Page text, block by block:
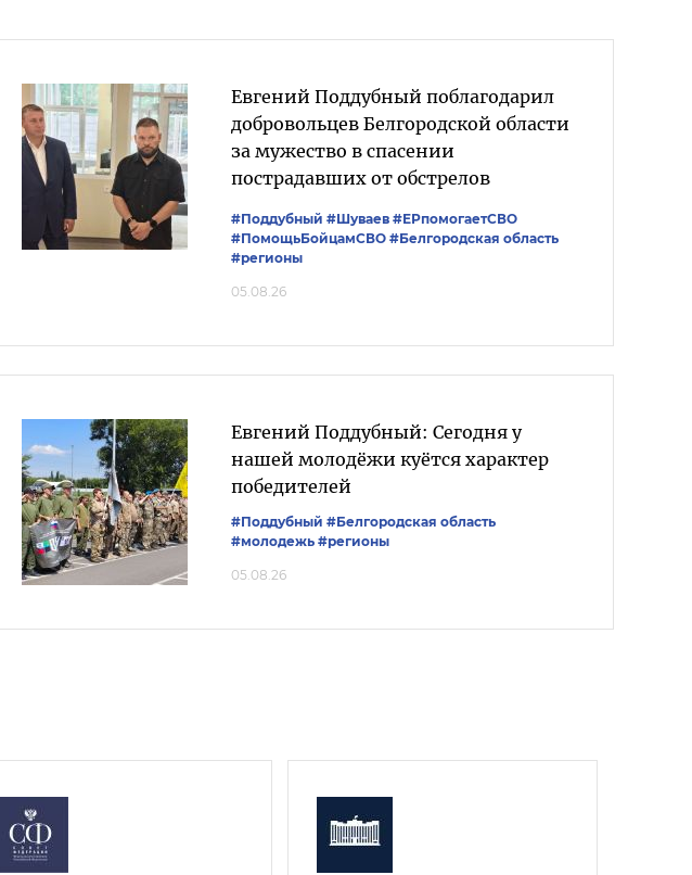
Евгений Поддубный поблагодарил
добровольцев Белгородской области
за мужество в спасении
пострадавших от обстрелов
#Поддубный #Шуваев #ЕРпомогаетСВО
#ПомощьБойцамСВО #Белгородская область
#регионы
05.08.26
Евгений Поддубный: Сегодня у
нашей молодёжи куётся характер
победителей
#Поддубный #Белгородская область
#молодежь #регионы
05.08.26